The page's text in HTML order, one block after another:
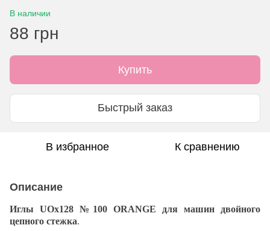
В наличии
88 грн
Купить
Быстрый заказ
В избранное К сравнению
Описание
Иглы UOx128 №100 ORANGE для машин двойного
цепного стежка.